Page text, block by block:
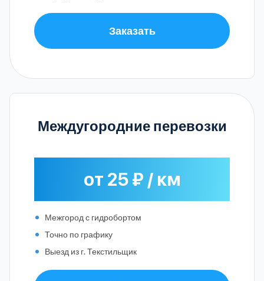
Заказать
Междугородние перевозки
от 25 ₽ / км
Межгород с гидробортом
Точно по графику
Выезд из г. Текстильщик